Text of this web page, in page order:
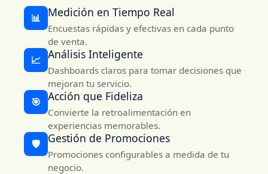
📊 Medición en Tiempo Real
Encuestas rápidas y efectivas en cada punto
de venta.
📈 Análisis Inteligente
Dashboards claros para tomar decisiones que
mejoran tu servicio.
🎯 Acción que Fideliza
Convierte la retroalimentación en
experiencias memorables.
🛡️ Gestión de Promociones
Promociones configurables a medida de tu
negocio.